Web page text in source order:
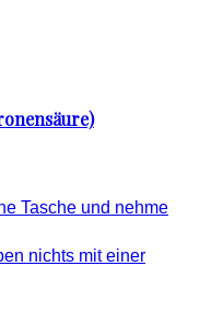
Tasche und nehme
nichts mit einer